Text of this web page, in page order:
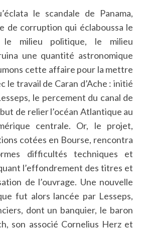
le scandale de Panama,
de corruption qui éclaboussa le
le milieu politique, le milieu
une quantité astronomique
cette affaire pour la mettre
le travail de Caran d’Ache : initié
le percement du canal de
de relier l’océan Atlantique au
centrale. Or, le projet,
cotées en Bourse, rencontra
difficultés techniques et
l’effondrement des titres et
de l’ouvrage. Une nouvelle
fut alors lancée par Lesseps,
dont un banquier, le baron
son associé Cornelius Herz et